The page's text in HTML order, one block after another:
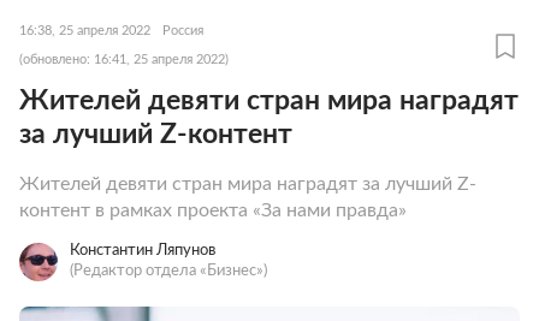
16:38, 25 апреля 2022 Россия
(обновлено: 16:41, 25 апреля 2022)
Жителей девяти стран мира наградят
за лучший Z-контент
Жителей девяти стран мира наградят за лучший Z-
контент в рамках проекта «За нами правда»
Константин Ляпунов
(Редактор отдела «Бизнес»)